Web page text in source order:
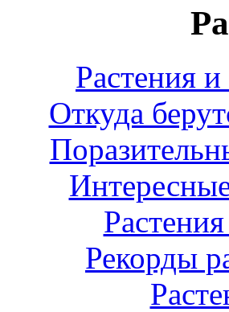
Растения
Откуда
Рекорды